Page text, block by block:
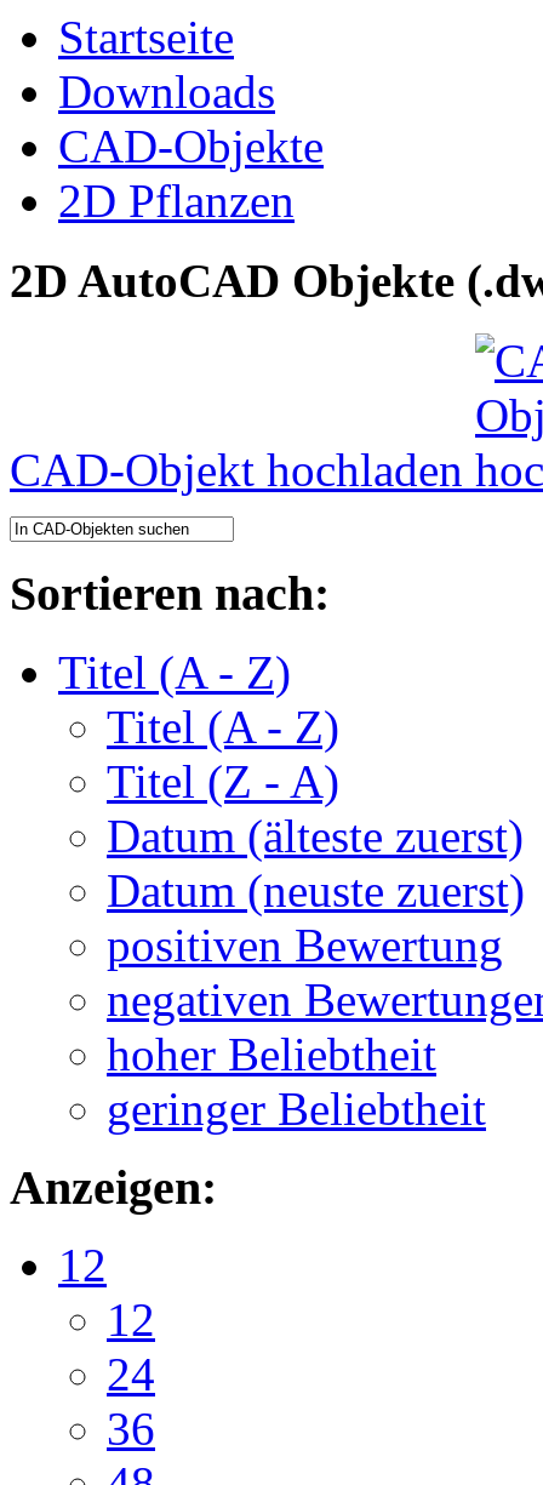
Startseite
Downloads
CAD-Objekte
2D Pflanzen
2D AutoCAD Objekte
CAD-Objekt hochladen
Sortieren nach:
Titel (A - Z)
Titel (A - Z)
Titel (Z - A)
Datum (älteste zuerst)
Datum (neuste zuerst)
positiven Bewertung
negativen
hoher Beliebtheit
geringer Beliebtheit
Anzeigen:
12
12
24
36